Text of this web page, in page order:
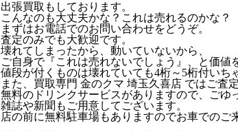
出張買取もしております。
こんなのも大丈夫かな？これは売れるのかな？
まずはお電話でのお問い合わせをどうぞ。
査定のみでも大歓迎です。
壊れてしまったから、動いていないから、
ご自身で『これは売れないでしょう』、と価値
値段が付くものは壊れていても4桁～5桁付いち
また、買取専門 金のクマ 埼玉久喜店 ではご査
無料のドリンクサービスがありますので、ごゆ
雑誌や新聞もご用意してございます。
店の前に無料駐車場もありますのでお車でのご